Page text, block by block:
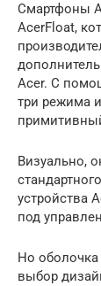
Смартфоны
AcerFloat,
Acer. С
три режима
Визуально,
устройства
под
Но
выбор